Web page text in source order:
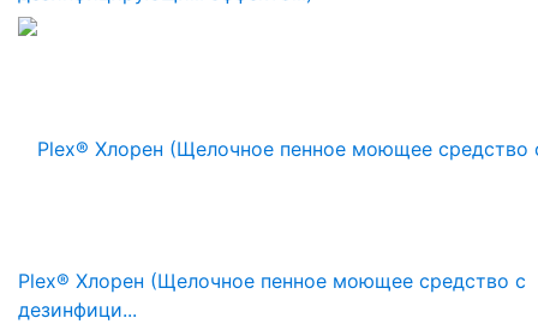
Plex® Хлорен (Щелочное пенное моющее средство с
дезинфици...